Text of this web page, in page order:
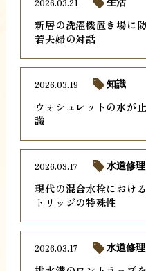
新居の洗濯機置き場に
若夫婦の対話
2026.03.21 生活
ウォシュレットの水が
識
2026.03.19 知識
現代の混合水栓におけ
トリッジの特殊性
2026.03.17 水道修理
2026.03.17 水道修理